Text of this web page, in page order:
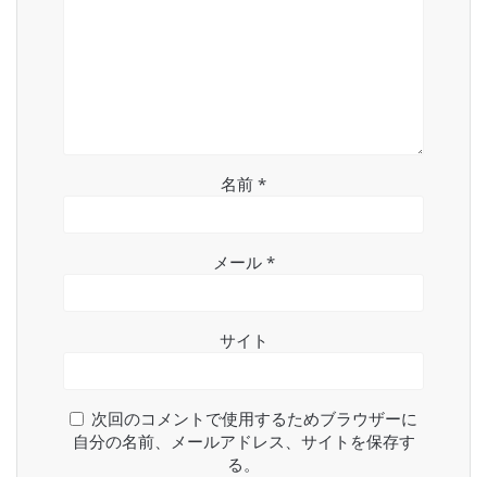
名前 *
メール *
サイト
次回のコメントで使用するためブラウザーに
自分の名前、メールアドレス、サイトを保存す
る。